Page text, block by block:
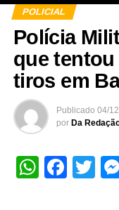
POLICIAL
Polícia
que tentou
tiros em
Publicado 04/
por Da